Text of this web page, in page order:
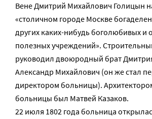
Вене Дмитрий Михайлович Голицын
«столичном городе Москве
других каких-нибудь боголюбивых и
полезных учреждений».
руководил двоюродный брат
Александр Михайлович (он же стал
директором больницы).
больницы был Матвей Казаков.
22 июля 1802 года больница